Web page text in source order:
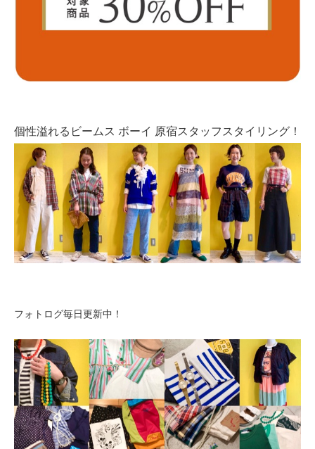
個性溢れるビームス ボーイ 原宿スタッフスタイリング！
フォトログ毎日更新中！